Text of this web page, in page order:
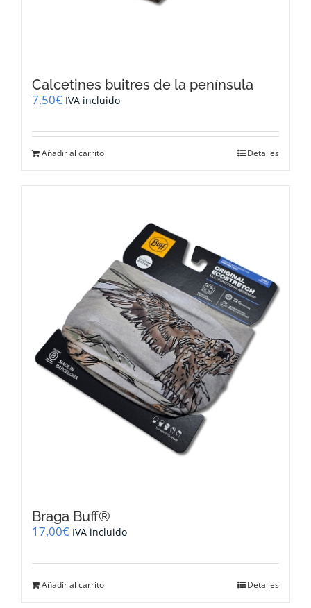
Calcetines buitres de la península
7,50€ IVA incluido
Añadir al carrito Detalles
Braga Buff®
17,00€ IVA incluido
Añadir al carrito Detalles